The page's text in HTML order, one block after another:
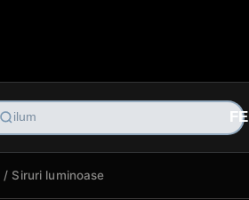
h
/ Siruri luminoase